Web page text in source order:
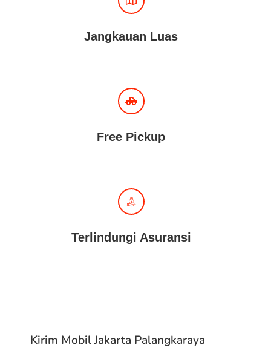
Jangkauan Luas
Free Pickup
Terlindungi Asuransi
Kirim Mobil Jakarta Palangkaraya